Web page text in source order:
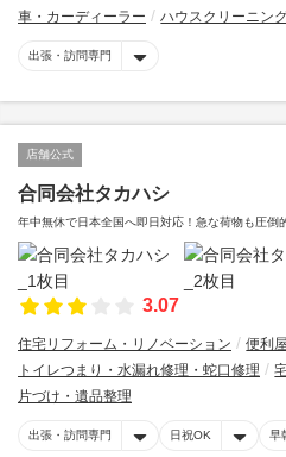
車・カーディーラー
ハウスクリーニン
出張・訪問専門
店舗公式
合同会社タカハシ
年中無休で日本全国へ即日対応！急な荷物も圧倒
3.07
住宅リフォーム・リノベーション
便利
トイレつまり・水漏れ修理・蛇口修理
片づけ・遺品整理
出張・訪問専門 日祝OK 早